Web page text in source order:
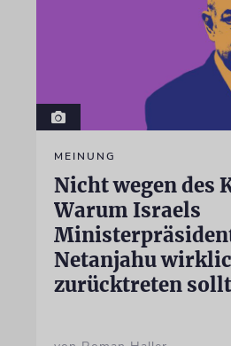
MEINUNG
Nicht wegen des
Warum Israels
Netanjahu
zurücktreten